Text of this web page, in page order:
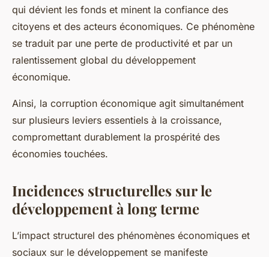
qui dévient les fonds et minent la confiance des
citoyens et des acteurs économiques. Ce phénomène
se traduit par une perte de productivité et par un
ralentissement global du développement
économique.
Ainsi, la corruption économique agit simultanément
sur plusieurs leviers essentiels à la croissance,
compromettant durablement la prospérité des
économies touchées.
Incidences structurelles sur le
développement à long terme
L’impact structurel des phénomènes économiques et
sociaux sur le développement se manifeste